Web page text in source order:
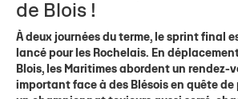
de Blois !
À deux journées du terme, le sprint final
lancé pour les Rochelais. En
Blois, les Maritimes abordent un rendez-
important face à des Blésois en quête